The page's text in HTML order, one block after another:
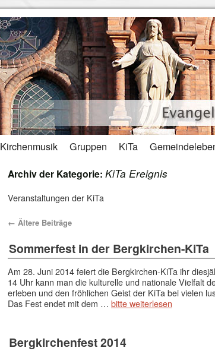
Kirchenmusik Gruppen KiTa
Archiv der Kategorie: KiTa Ereignis
Veranstaltungen der KiTa
← Ältere Beiträge
Sommerfest in der Bergkirchen-KiTa
Am 28. Juni 2014 feiert die Bergkirchen-KiTa ihr
14 Uhr kann man die kulturelle und nationale Vielfalt
erleben und den fröhlichen Geist der KiTa bei vielen
Das Fest endet mit dem … bitte weiterlesen
Bergkirchenfest 2014